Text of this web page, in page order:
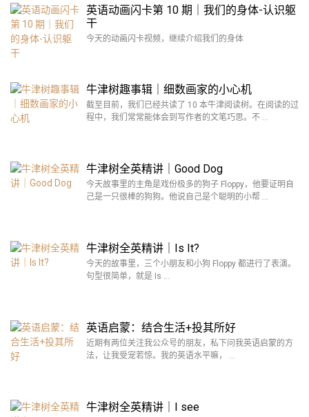
英语动画闪卡第 10 期｜我们的身体-认识躯
干
今天的动画闪卡视频，继续介绍我们的身体
牛津树趣事辑｜细数画家的小心机
截至目前，我们已经共读了 10 本牛津阅读树。在阅读的过
程中，我们常常能体会到写作者的文笔巧思。不 …
牛津树全英精讲｜Good Dog
今天故事里的主角是戏份极多的狗子 Floppy，他要证明自
己是一只很棒的狗狗。他说自己是个聪明的小帮 …
牛津树全英精讲｜Is It?
今天的故事里，三个小朋友和小狗 Floppy 都进行了表演。
句型很简单，就是 Is …
英语启蒙：结合生活+投其所好
近期有两位关注我公众号的朋友，私下问我英语启蒙的方
法，让我受宠若惊。我的英语水平嘛， …
牛津树全英精讲｜I see